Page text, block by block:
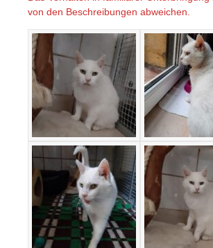
von den Beschreibungen abweichen.